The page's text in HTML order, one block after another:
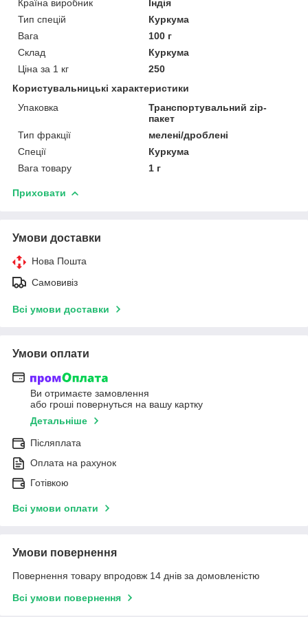
Країна виробник
Індія
Тип спецій
Куркума
Вага
100 г
Склад
Куркума
Ціна за 1 кг
250
Користувальницькі характеристики
Упаковка
Транспортувальний zip-
пакет
Тип фракції
мелені/дроблені
Спеції
Куркума
Вага товару
1 г
Приховати
Умови доставки
Нова Пошта
Самовивіз
Всі умови доставки
Умови оплати
Ви отримаєте замовлення
або гроші повернуться на вашу картку
Детальніше
Післяплата
Оплата на рахунок
Готівкою
Всі умови оплати
Умови повернення
Повернення товару впродовж 14 днів за домовленістю
Всі умови повернення